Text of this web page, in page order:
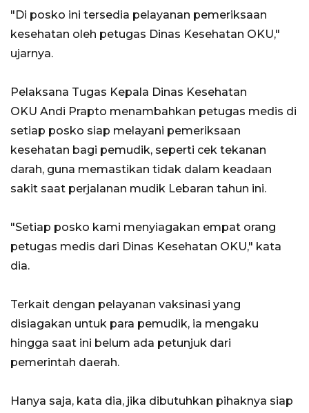
"Di posko ini tersedia pelayanan pemeriksaan
kesehatan oleh petugas Dinas Kesehatan OKU,"
ujarnya.
Pelaksana Tugas Kepala Dinas Kesehatan
OKU Andi Prapto menambahkan petugas medis di
setiap posko siap melayani pemeriksaan
kesehatan bagi pemudik, seperti cek tekanan
darah, guna memastikan tidak dalam keadaan
sakit saat perjalanan mudik Lebaran tahun ini.
"Setiap posko kami menyiagakan empat orang
petugas medis dari Dinas Kesehatan OKU," kata
dia.
Terkait dengan pelayanan vaksinasi yang
disiagakan untuk para pemudik, ia mengaku
hingga saat ini belum ada petunjuk dari
pemerintah daerah.
Hanya saja, kata dia, jika dibutuhkan pihaknya siap